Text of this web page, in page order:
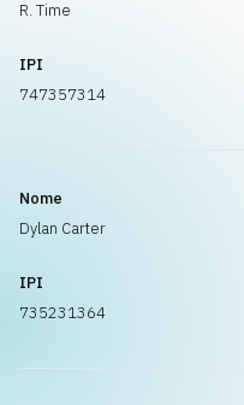
R. Time
IPI
747357314
Nome
Dylan Carter
IPI
735231364